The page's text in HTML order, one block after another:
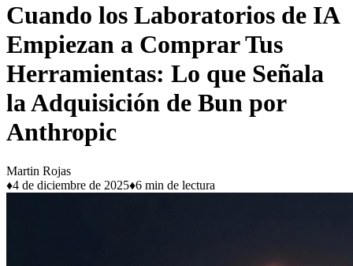
Cuando los Laboratorios de IA
Empiezan a Comprar Tus
Herramientas: Lo que Señala
la Adquisición de Bun por
Anthropic
Martin Rojas
♦4 de diciembre de 2025♦6 min de lectura